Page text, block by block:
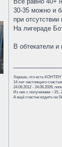
30-35 можно и
при
На лигераде
В обтекатели
Хорошо, что есть
14 лет настоящего счастья:
24.06.2012 - 24.06.2026,
Из них с получением
А ещё счастье ездить на